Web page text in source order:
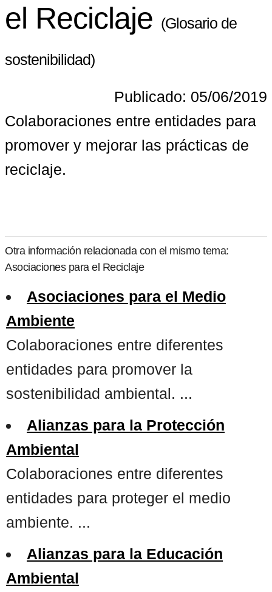
el Reciclaje (Glosario de
sostenibilidad)
Publicado: 05/06/2019
Colaboraciones entre entidades para
promover y mejorar las prácticas de
reciclaje.
Otra información relacionada con el mismo tema:
Asociaciones para el Reciclaje
Asociaciones para el Medio
Ambiente
Colaboraciones entre diferentes
entidades para promover la
sostenibilidad ambiental. ...
Alianzas para la Protección
Ambiental
Colaboraciones entre diferentes
entidades para proteger el medio
ambiente. ...
Alianzas para la Educación
Ambiental